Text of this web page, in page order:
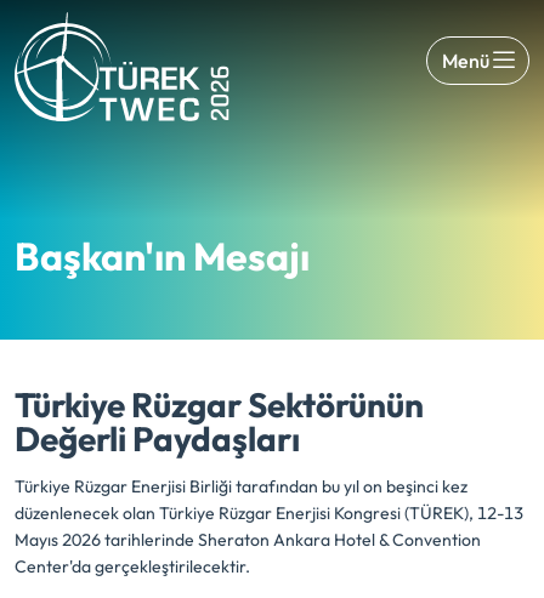
Menü
Başkan'ın Mesajı
Türkiye Rüzgar Sektörünün
Değerli Paydaşları
Türkiye Rüzgar Enerjisi Birliği tarafından bu yıl on beşinci kez
düzenlenecek olan Türkiye Rüzgar Enerjisi Kongresi (TÜREK), 12-13
Mayıs 2026 tarihlerinde Sheraton Ankara Hotel & Convention
Center'da gerçekleştirilecektir.